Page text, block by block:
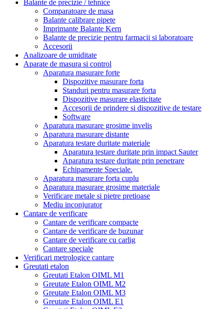
Balante de precizie / tehnice
Comparatoare de masa
Balante calibrare pipete
Imprimante Balante Kern
Balante de precizie pentru farmacii si laboratoare
Accesorii
Analizoare de umiditate
Aparate de masura si control
Aparatura masurare forte
Dispozitive masurare forta
Standuri pentru masurare forta
Dispozitive masurare elasticitate
Accesorii de prindere si dispozitive de testare
Software
Aparatura masurare grosime invelis
Aparatura masurare distante
Aparatura testare duritate materiale
Aparatura testare duritate prin impact Sauter
Aparatura testare duritate prin penetrare
Echipamente Speciale.
Aparatura masurare forta cuplu
Aparatura masurare grosime materiale
Verificare metale si pietre pretioase
Mediu inconjurator
Cantare de verificare
Cantare de verificare compacte
Cantare de verificare de buzunar
Cantare de verificare cu carlig
Cantare speciale
Verificari metrologice cantare
Greutati etalon
Greutati Etalon OIML M1
Greutate Etalon OIML M2
Greutate Etalon OIML M3
Greutate Etalon OIML E1